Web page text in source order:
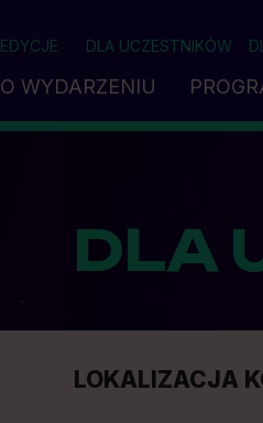
EDYCJE DLA UCZESTNIKÓW
O WYDARZENIU
DLA
LOKALIZACJA